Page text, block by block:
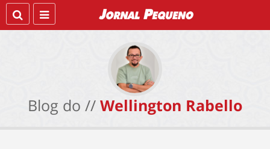
Blog do // Wellington Rabello